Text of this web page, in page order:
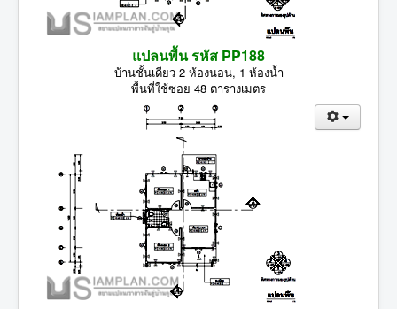
แปลนพื้น รหัส PP188
บ้านชั้นเดียว 2 ห้องนอน, 1 ห้องน้ำ
พื้นที่ใช้ซอย 48 ตารางเมตร